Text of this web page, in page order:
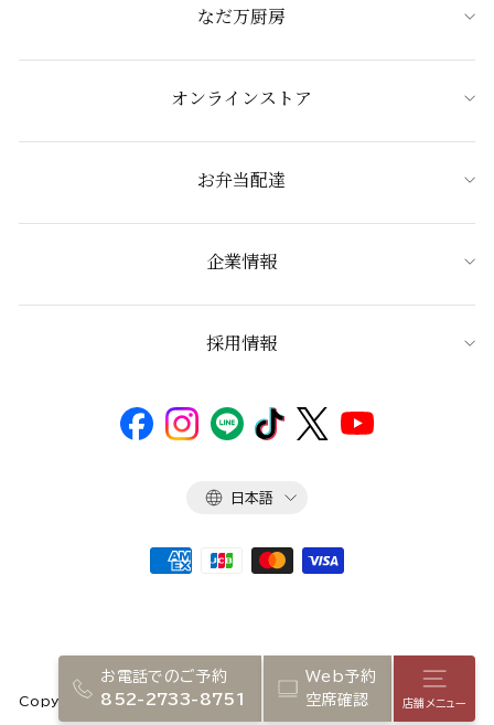
お電話でのご予約
852-2733-8751
Web予約
空席確認
店舗メニュー
なだ万厨房
オンラインストア
お弁当配達
企業情報
採用情報
言
日本語
Copyright 2026 NADAMAN inc.